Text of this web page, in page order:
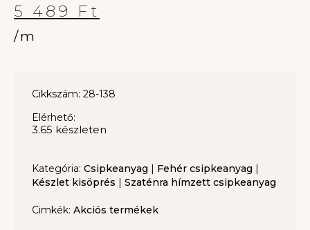
5 489 Ft
/m
Cikkszám: 28-138
Elérhető:
3.65 készleten
Kategória: Csipkeanyag | Fehér csipkeanyag |
Készlet kisöprés | Szaténra hímzett csipkeanyag
Cimkék: Akciós termékek